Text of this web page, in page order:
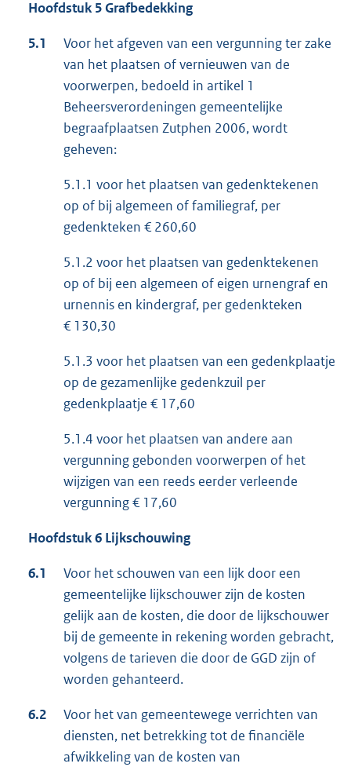
Hoofdstuk 5 Grafbedekking
5.1
Voor het afgeven van een vergunning ter zake
van het plaatsen of vernieuwen van de
voorwerpen, bedoeld in artikel 1
Beheersverordeningen gemeentelijke
begraafplaatsen Zutphen 2006, wordt
geheven:
5.1.1 voor het plaatsen van gedenktekenen
op of bij algemeen of familiegraf, per
gedenkteken € 260,60
5.1.2 voor het plaatsen van gedenktekenen
op of bij een algemeen of eigen urnengraf en
urnennis en kindergraf, per gedenkteken
€ 130,30
5.1.3 voor het plaatsen van een gedenkplaatje
op de gezamenlijke gedenkzuil per
gedenkplaatje € 17,60
5.1.4 voor het plaatsen van andere aan
vergunning gebonden voorwerpen of het
wijzigen van een reeds eerder verleende
vergunning € 17,60
Hoofdstuk 6 Lijkschouwing
6.1
Voor het schouwen van een lijk door een
gemeentelijke lijkschouwer zijn de kosten
gelijk aan de kosten, die door de lijkschouwer
bij de gemeente in rekening worden gebracht,
volgens de tarieven die door de GGD zijn of
worden gehanteerd.
6.2
Voor het van gemeentewege verrichten van
diensten, net betrekking tot de financiële
afwikkeling van de kosten van